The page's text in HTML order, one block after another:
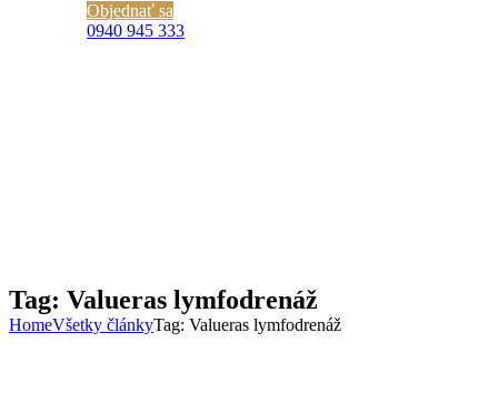
Objednať sa
0940 945 333
Tag: Valueras lymfodrenáž
HomeVšetky článkyTag: Valueras lymfodrenáž